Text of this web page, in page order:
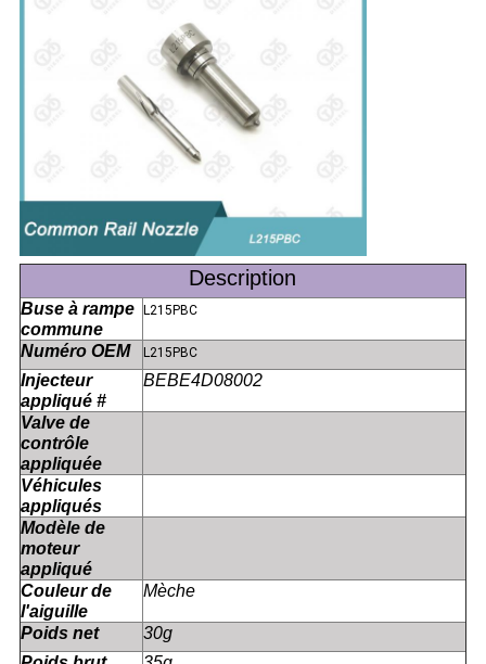
Description
Buse à rampe
commune
L215PBC
Numéro OEM L215PBC
Injecteur
appliqué #
BEBE4D08002
Valve de
contrôle
appliquée
Véhicules
appliqués
Modèle de
moteur
appliqué
Couleur de
l'aiguille
Mèche
Poids net
30g